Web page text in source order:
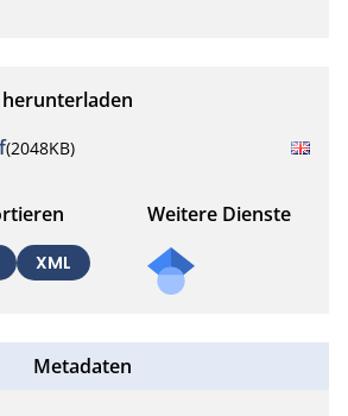
(2048KB)
XML
Weitere Dienste
Metadaten